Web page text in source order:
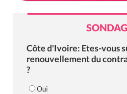
Côte d'Ivoire: Etes-vous
renouvellement du
?
Oui